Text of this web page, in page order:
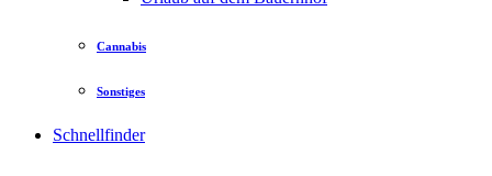
Cannabis
Sonstiges
Schnellfinder